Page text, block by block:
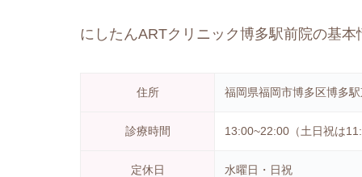
にしたんARTクリニック博多駅前院の基本
住所 福岡県福岡市博多区博多
診療時間 13:00~22:00（土日祝は
定休日 水曜日・日祝